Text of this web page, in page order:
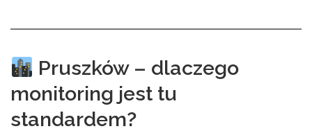
Pruszków – dlaczego
monitoring jest tu
standardem?